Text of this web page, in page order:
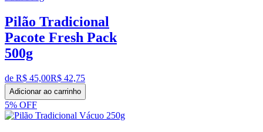
Pilão Tradicional
Pacote Fresh Pack
500g
de R$ 45,00R$ 42,75
Adicionar ao carrinho
5% OFF